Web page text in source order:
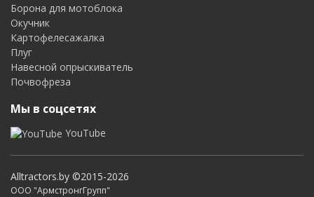
Борона для мотоблока
Окучник
Картофелесажалка
Плуг
Навесной опрыскиватель
Почвофреза
Мы в соцсетях
YouTube
Alltractors.by ©2015-2026
ООО "АрмстронгГрупп"